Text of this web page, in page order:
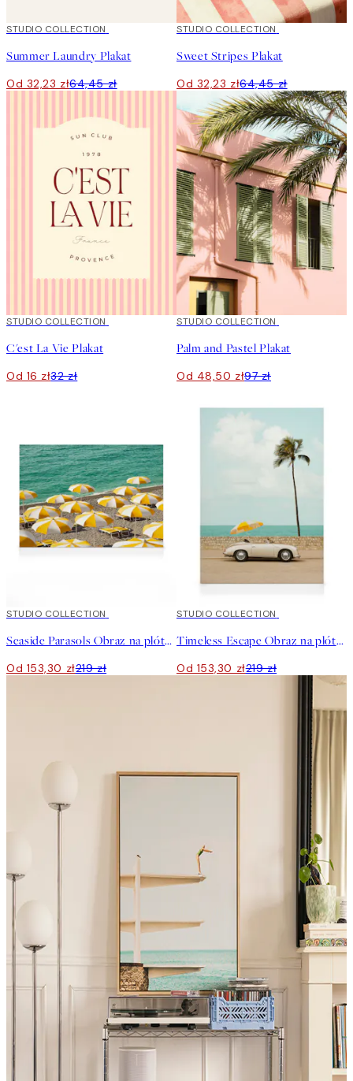
50%*
STUDIO COLLECTION
Summer Laundry Plakat
Od 32,23 zł64,45 zł
50%*
STUDIO COLLECTION
Sweet Stripes Plakat
Od 32,23 zł64,45 zł
50%*
STUDIO COLLECTION
C'est La Vie Plakat
Od 16 zł32 zł
50%*
STUDIO COLLECTION
Palm and Pastel Plakat
Od 48,50 zł97 zł
30%*
STUDIO COLLECTION
Seaside Parasols Obraz na płótnie
Od 153,30 zł219 zł
30%*
STUDIO COLLECTION
Timeless Escape Obraz na płótnie
Od 153,30 zł219 zł